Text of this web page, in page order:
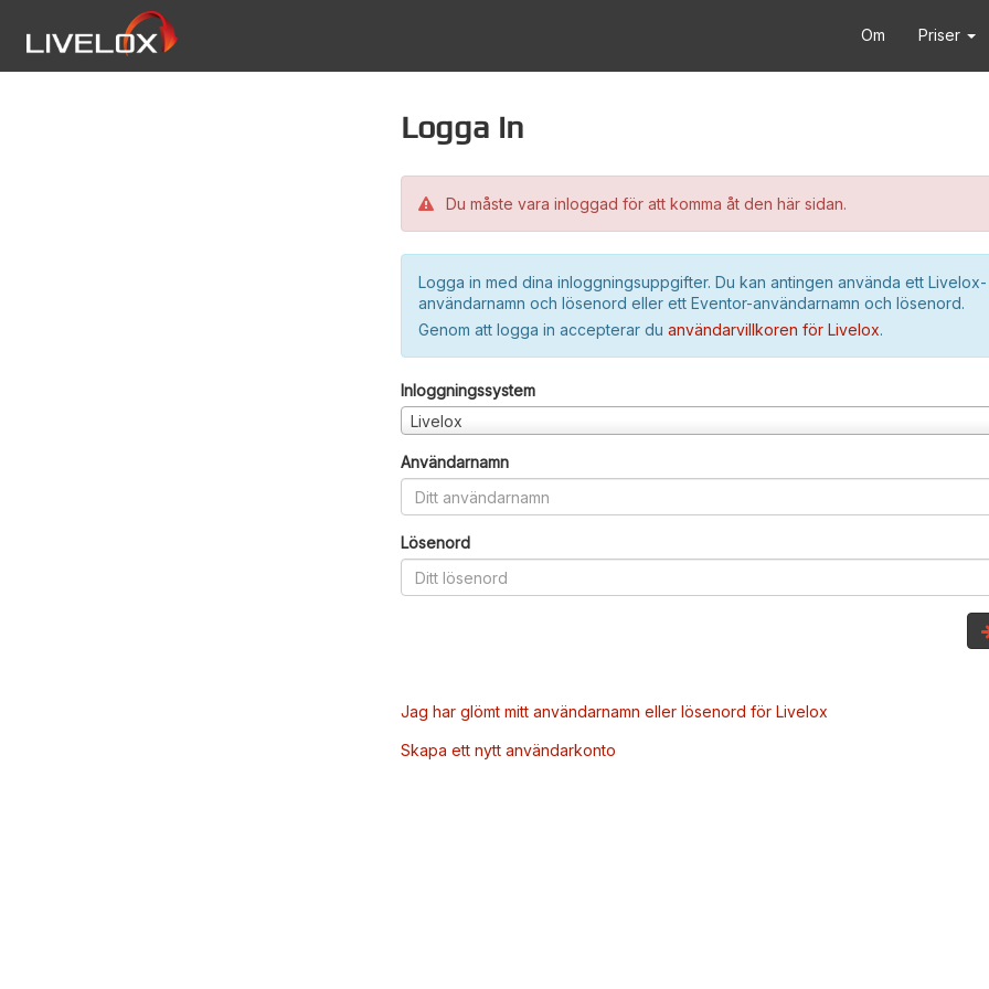
Om Priser
Logga in
Du måste vara inloggad för att komma åt den här sidan.
Logga in med dina inloggningsuppgifter. Du kan antingen använda ett Livelox-
användarnamn och lösenord eller ett Eventor-användarnamn och lösenord.
Genom att logga in accepterar du användarvillkoren för Livelox.
Inloggningssystem
Livelox
Användarnamn
Lösenord
Jag har glömt mitt användarnamn eller lösenord för Livelox
Skapa ett nytt användarkonto